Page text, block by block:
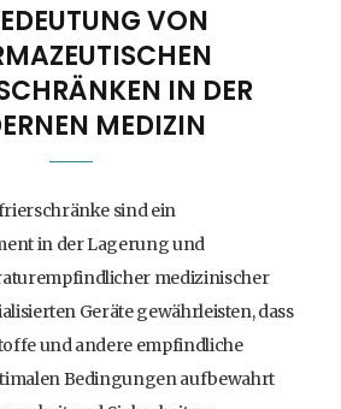
VON
IN DER
MEDIZIN
sind ein
in der Lagerung und
medizinischer
Geräte gewährleisten, dass
und andere empfindliche
Bedingungen aufbewahrt